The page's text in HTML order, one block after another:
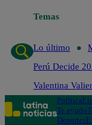
Temas
Lo último
Perú Decide
Valentina
Política
Te ayudo
Deportes